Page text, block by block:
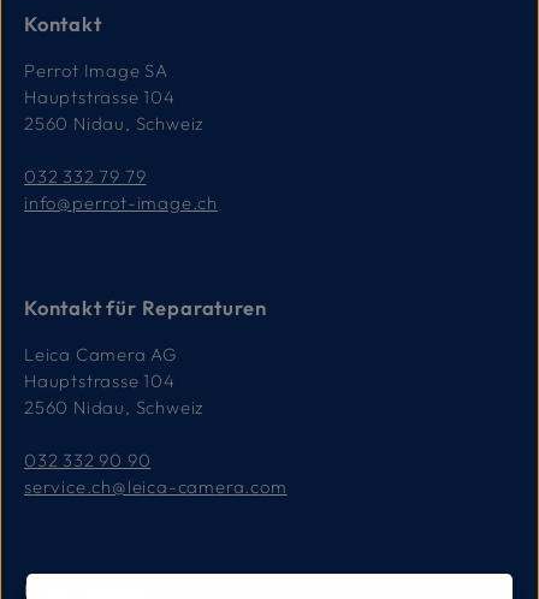
Kontakt
Perrot Image SA
Hauptstrasse 104
2560 Nidau, Schweiz
032 332 79 79
info@perrot-image.ch
Kontakt für Reparaturen
Leica Camera AG
Hauptstrasse 104
2560 Nidau, Schweiz
032 332 90 90
service.ch@leica-camera.com
Unternehmen